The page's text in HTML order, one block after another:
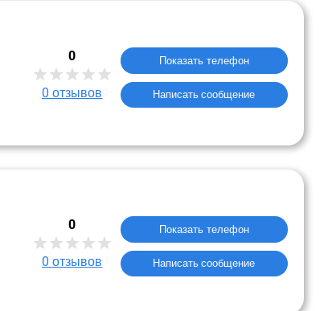
0
0 отзывов
Показать телефон
Написать сообщение
0
0 отзывов
Показать телефон
Написать сообщение